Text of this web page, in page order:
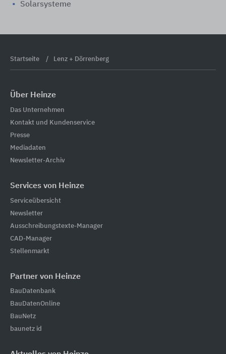
Solarsysteme
Startseite Lenz + Dörrenberg
Über Heinze
Das Unternehmen
Kontakt und Kundenservice
Presse
Mediadaten
Newsletter-Archiv
Services von Heinze
Serviceübersicht
Newsletter
Ausschreibungstexte-Manager
CAD-Manager
Stellenmarkt
Partner von Heinze
BauDatenbank
BauDatenOnline
BauNetz
baunetz id